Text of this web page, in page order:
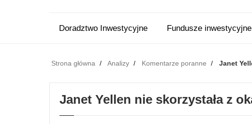
Doradztwo Inwestycyjne Fundusze inwestycyjne
Strona główna Analizy Komentarze poranne Janet
Janet Yellen nie skorzystała z